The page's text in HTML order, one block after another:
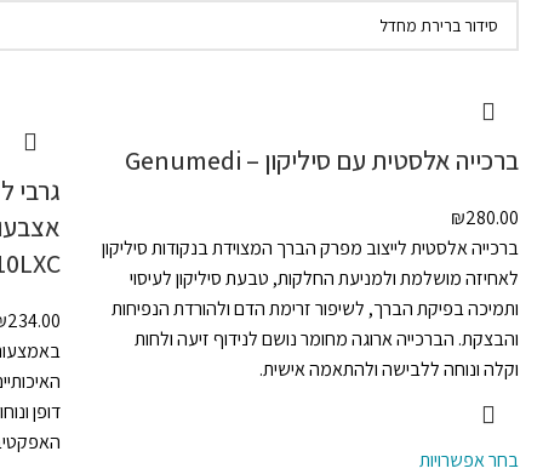
ברכייה אלסטית עם סיליקון – Genumedi
₪280.00
ברכייה אלסטית לייצוב מפרק הברך המצוידת בנקודות סיליקון
לאחיזה מושלמת ולמניעת החלקות, טבעת סיליקון לעיסוי
ותמיכה בפיקת הברך, לשיפור זרימת הדם ולהורדת הנפיחות
והבצקת. הברכייה ארוגה מחומר נושם לנידוף זיעה ולחות
וקלה ונוחה ללבישה ולהתאמה אישית.
בחר אפשרויות
גרבי
234.00
דופן